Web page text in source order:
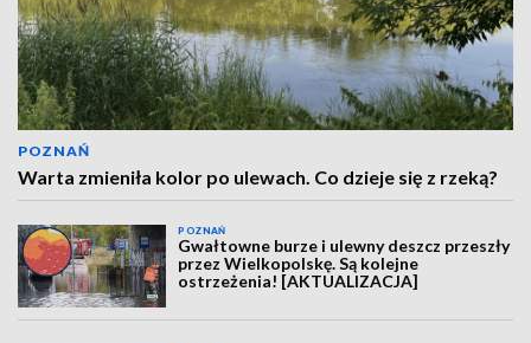
POZNAŃ
Warta zmieniła kolor po ulewach. Co dzieje się z rzeką?
POZNAŃ
Gwałtowne burze i ulewny deszcz przeszły
przez Wielkopolskę. Są kolejne
ostrzeżenia! [AKTUALIZACJA]